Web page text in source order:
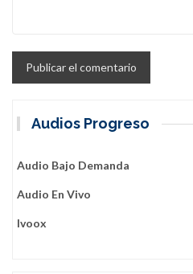
Audios Progreso
Audio Bajo Demanda
Audio En Vivo
Ivoox